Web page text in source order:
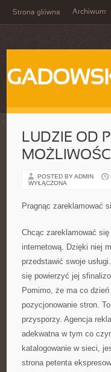
Strona główna Archiwum
LUDZIE OD
POSTED BY ADMIN
WYŁĄCZONA
Pragnąc zareklamować
Chcąc zareklamować
internetową. Dzięki niej
przedstawić swoje
się powierzyć jej
Pomimo, że ma co dzień
pozycjonowanie stron.
przysporzy. Agencja
adekwatna w tym co
katalogowanie w sieci,
strona petenta